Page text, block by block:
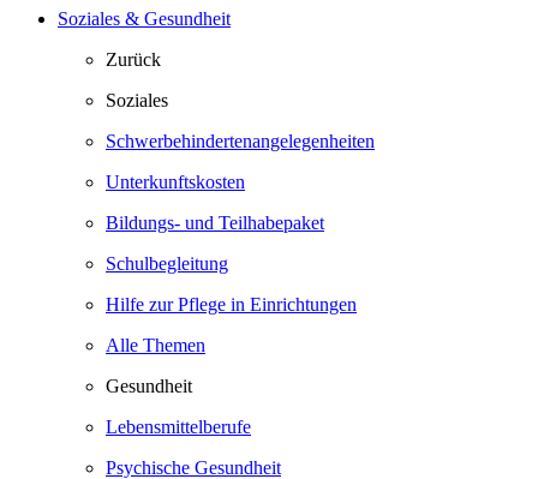
Soziales & Gesundheit
Zurück
Soziales
Schwerbehindertenangelegenheiten
Unterkunftskosten
Bildungs- und Teilhabepaket
Schulbegleitung
Hilfe zur Pflege in Einrichtungen
Alle Themen
Gesundheit
Lebensmittelberufe
Psychische Gesundheit